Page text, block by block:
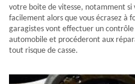
votre boite de vitesse, notamment si
facilement alors que vous écrasez à
garagistes vont effectuer un
automobile et procéderont aux
tout risque de casse.